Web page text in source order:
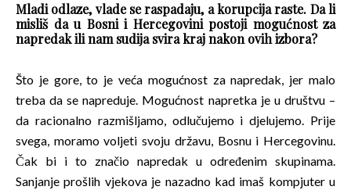
Mladi odlaze, vlade se raspadaju, a korupcija raste. Da li
misliš da u Bosni i Hercegovini postoji mogućnost za
napredak ili nam sudija svira kraj nakon ovih izbora?
Što je gore, to je veća mogućnost za napredak, jer malo
treba da se napreduje. Mogućnost napretka je u društvu –
da racionalno razmišljamo, odlučujemo i djelujemo. Prije
svega, moramo voljeti svoju državu, Bosnu i Hercegovinu.
Čak bi i to značio napredak u određenim skupinama.
Sanjanje prošlih vjekova je nazadno kad imaš kompjuter u